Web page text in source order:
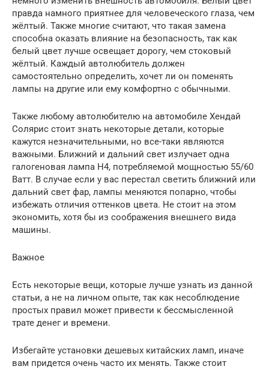
правда намного приятнее для человеческого глаза, чем
жёлтый. Также многие считают, что такая замена
способна оказать влияние на безопасность, так как
белый цвет лучше освещает дорогу, чем стоковый
жёлтый. Каждый автолюбитель должен
самостоятельно определить, хочет ли он поменять
лампы на другие или ему комфортно с обычными.
Также любому автолюбителю на автомобиле Хендай
Солярис стоит знать некоторые детали, которые
кажутся незначительными, но все-таки являются
важными. Ближний и дальний свет излучает одна
галогеновая лампа H4, потребляемой мощностью 55/60
Ватт. В случае если у вас перестал светить ближний или
дальний свет фар, лампы меняются попарно, чтобы
избежать отличия оттенков цвета. Не стоит на этом
экономить, хотя бы из соображения внешнего вида
машины.
Важное
Есть некоторые вещи, которые лучше узнать из данной
статьи, а не на личном опыте, так как несоблюдение
простых правил может привести к бессмысленной
трате денег и времени.
Избегайте установки дешевых китайских ламп, иначе
вам придется очень часто их менять. Также стоит